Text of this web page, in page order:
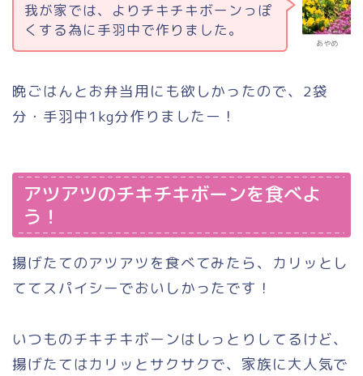
あやめ
我が家では、よりチキチキボーンっぽ
くする為に手羽中で作りました。
晩ごはんとお弁当用にも欲しかったので、2袋
分・手羽中1kg分作りましたー！
アツアツのチキチキボーンを食べよ
う！
揚げたてのアツアツを食べてみたら、カリッとし
ててスパイシーでおいしかったです！
いつものチキチキボーンはしっとりしてるけど、
揚げたてはカリッとサクサクで、家族に大人気で